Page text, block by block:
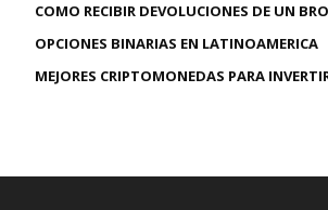
COMO RECIBIR DEVOLUCIONES DE UN
OPCIONES BINARIAS EN LATINOAMERICA
MEJORES CRIPTOMONEDAS PARA